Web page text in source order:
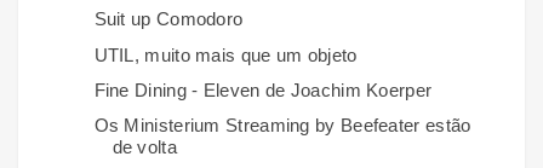
Suit up Comodoro
UTIL, muito mais que um objeto
Fine Dining - Eleven de Joachim Koerper
Os Ministerium Streaming by Beefeater estão
de volta